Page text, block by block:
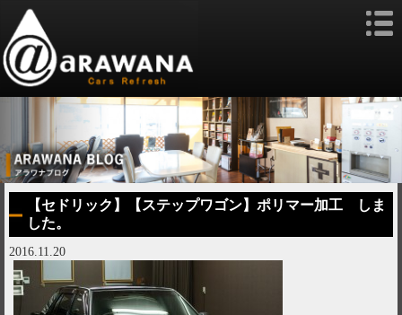
【セドリック】【ステップワゴン】ポリマー加工 しま
した。
2016.11.20